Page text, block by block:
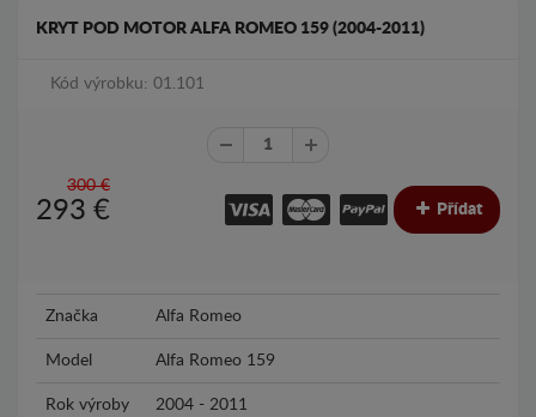
KRYT POD MOTOR ALFA ROMEO 159 (2004-2011)
Kód výrobku: 01.101
300 €
293 € Přídat
Značka Alfa Romeo
Model Alfa Romeo 159
Rok výroby 2004 - 2011